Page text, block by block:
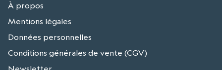
À propos
Mentions légales
Données personnelles
Conditions générales de vente (CGV)